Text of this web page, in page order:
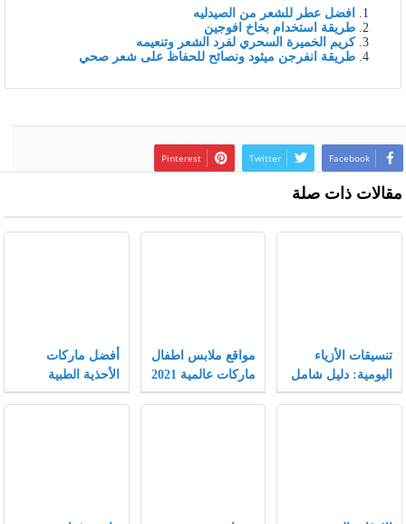
افضل عطر للشعر من الصيدليه
طريقة استخدام بخاخ افوجين
كريم الخميرة السحري لفرد الشعر وتنعيمه
طريقة انفرجن ميثود ونصائح للحفاظ على شعر صحي
Facebook
Twitter
Pinterest
مقالات ذات صلة
تنسيقات الأزياء
اليومية: دليل شامل
يجمع بين الراحة
مواقع ملابس اطفال
ماركات عالمية 2021
أفضل ماركات
الأحذية الطبية
النسائية